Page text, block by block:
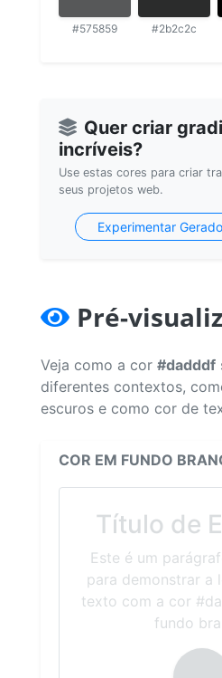
#575859 #2b2c2c
Quer criar
incríveis?
Use estas cores para criar
seus projetos web.
Experimentar
Pré-
Veja como a cor #dadddf
diferentes contextos,
escuros e como cor de
COR EM FUNDO
Título de
Este é um
para demonstrar a
texto com a cor
fundo